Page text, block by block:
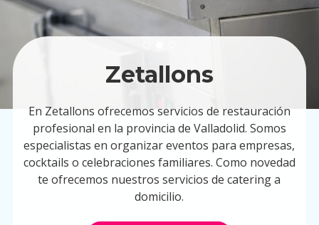
Zetallons
En Zetallons ofrecemos servicios de restauración
profesional en la provincia de Valladolid. Somos
especialistas en organizar eventos para empresas,
cocktails o celebraciones familiares. Como novedad
te ofrecemos nuestros servicios de catering a
domicilio.